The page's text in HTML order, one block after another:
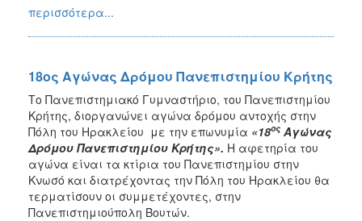
περισσότερα...
18ος Αγώνας Δρόμου Πανεπιστημίου Κρήτης
Το Πανεπιστημιακό Γυμναστήριο, του Πανεπιστημίου
Κρήτης, διοργανώνει αγώνα δρόμου αντοχής στην
Πόλη του Ηρακλείου με την επωνυμία «18ος Αγώνας
Δρόμου Πανεπιστημίου Κρήτης». Η αφετηρία του
αγώνα είναι τα κτίρια του Πανεπιστημίου στην
Κνωσό και διατρέχοντας την Πόλη του Ηρακλείου θα
τερματίσουν οι συμμετέχοντες, στην
Πανεπιστημιούπολη Βουτών.